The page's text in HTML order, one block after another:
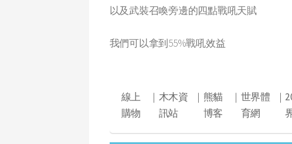
以及武裝召喚旁邊的四點戰吼天賦
我們可以拿到55%戰吼效益
線上
購物
｜ 木木資
訊站
｜ 熊貓
博客
｜ 世界體
育網
｜